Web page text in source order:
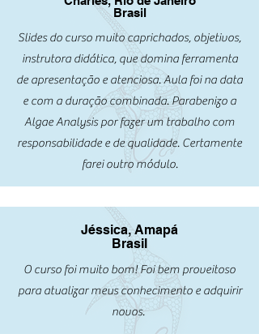
Brasil
Slides do curso muito caprichados, objetivos,
instrutora didática, que domina ferramenta
de apresentação e atenciosa. Aula foi na data
e com a duração combinada. Parabenizo a
Algae Analysis por fazer um trabalho com
responsabilidade e de qualidade. Certamente
farei outro módulo.
Jéssica, Amapá
Brasil
O curso foi muito bom! Foi bem proveitoso
para atualizar meus conhecimento e adquirir
novos.